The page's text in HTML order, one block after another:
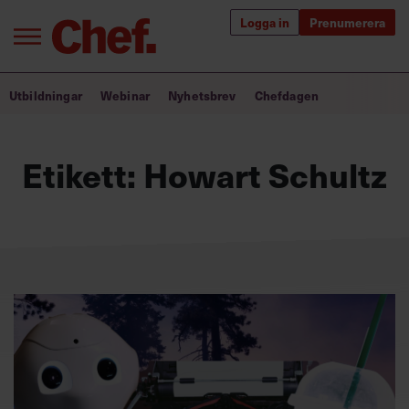
Logga in Prenumerera
Annonsera
Om oss
Kontakta oss
Kundservice
Bra ledare förändrar världen
Utbildning för ledare
Utbildningar Webinar Nyhetsbrev Chefdagen
Etikett: Howart Schultz